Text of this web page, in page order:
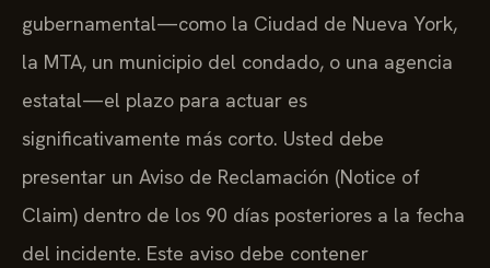
gubernamental—como la Ciudad de Nueva York,
la MTA, un municipio del condado, o una agencia
estatal—el plazo para actuar es
significativamente más corto. Usted debe
presentar un Aviso de Reclamación (Notice of
Claim) dentro de los 90 días posteriores a la fecha
del incidente. Este aviso debe contener